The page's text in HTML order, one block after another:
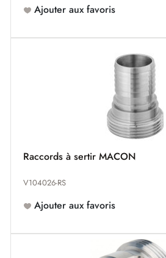
Ajouter aux favoris
Raccords à sertir MACON
V104026-RS
Ajouter aux favoris